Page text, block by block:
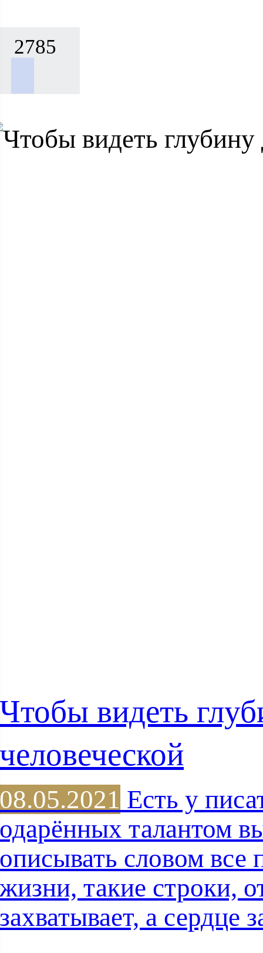
2785
Чтобы видеть
человеческой
08.05.2021 Есть у
одарённых талантом
описывать словом все
жизни, такие строки,
захватывает, а сердце